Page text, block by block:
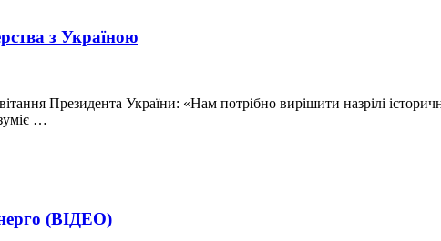
з Україною
Президента України: «Нам потрібно вирішити назрілі
…
(ВІДЕО)